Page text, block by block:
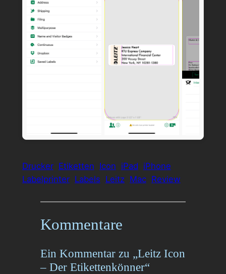
Drucker Etiketten Icon iPad iPhone
Labelprinter Labels Leitz Mac Review
Kommentare
Ein Kommentar zu „Leitz Icon
– Der Etikettenkönner“